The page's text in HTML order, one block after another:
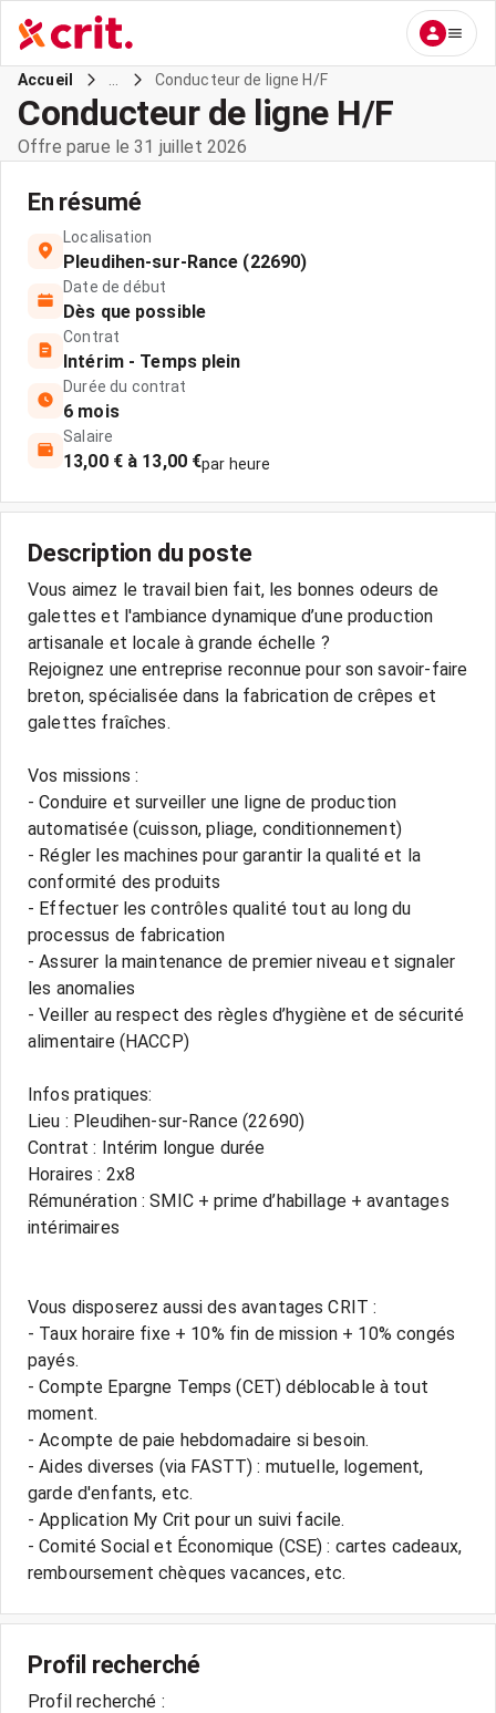
Accueil Conducteur de ligne H/F
Conducteur de ligne H/F
Offre parue le 31 juillet 2026
En résumé
Localisation
Pleudihen-sur-Rance (22690)
Date de début
Dès que possible
Contrat
Intérim - Temps plein
Durée du contrat
6 mois
Salaire
13,00 € à 13,00 €par heure
Description du poste
Vous aimez le travail bien fait, les bonnes odeurs de
galettes et l'ambiance dynamique d’une production
artisanale et locale à grande échelle ?
Rejoignez une entreprise reconnue pour son savoir-faire
breton, spécialisée dans la fabrication de crêpes et
galettes fraîches.
Vos missions :
- Conduire et surveiller une ligne de production
automatisée (cuisson, pliage, conditionnement)
- Régler les machines pour garantir la qualité et la
conformité des produits
- Effectuer les contrôles qualité tout au long du
processus de fabrication
- Assurer la maintenance de premier niveau et signaler
les anomalies
- Veiller au respect des règles d’hygiène et de sécurité
alimentaire (HACCP)
Infos pratiques:
Lieu : Pleudihen-sur-Rance (22690)
Contrat : Intérim longue durée
Horaires : 2x8
Rémunération : SMIC + prime d’habillage + avantages
intérimaires
Vous disposerez aussi des avantages CRIT :
- Taux horaire fixe + 10% fin de mission + 10% congés
payés.
- Compte Epargne Temps (CET) déblocable à tout
moment.
- Acompte de paie hebdomadaire si besoin.
- Aides diverses (via FASTT) : mutuelle, logement,
garde d'enfants, etc.
- Application My Crit pour un suivi facile.
- Comité Social et Économique (CSE) : cartes cadeaux,
Profil recherché
Profil recherché :